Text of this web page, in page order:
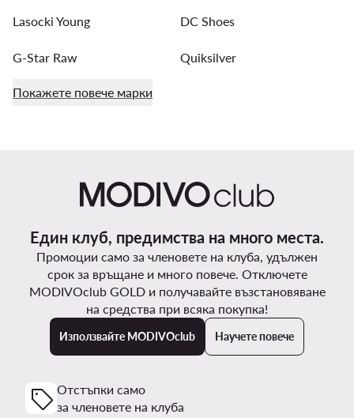
Lasocki Young DC Shoes
G-Star Raw Quiksilver
Покажете повече марки
Един клуб, предимства на много места.
Промоции само за членовете на клуба, удължен
срок за връщане и много повече. Отключете
MODIVOclub GOLD и получавайте възстановяване
на средства при всяка покупка!
Използвайте MODIVOclub Научете повече
Отстъпки само
за членовете на клуба